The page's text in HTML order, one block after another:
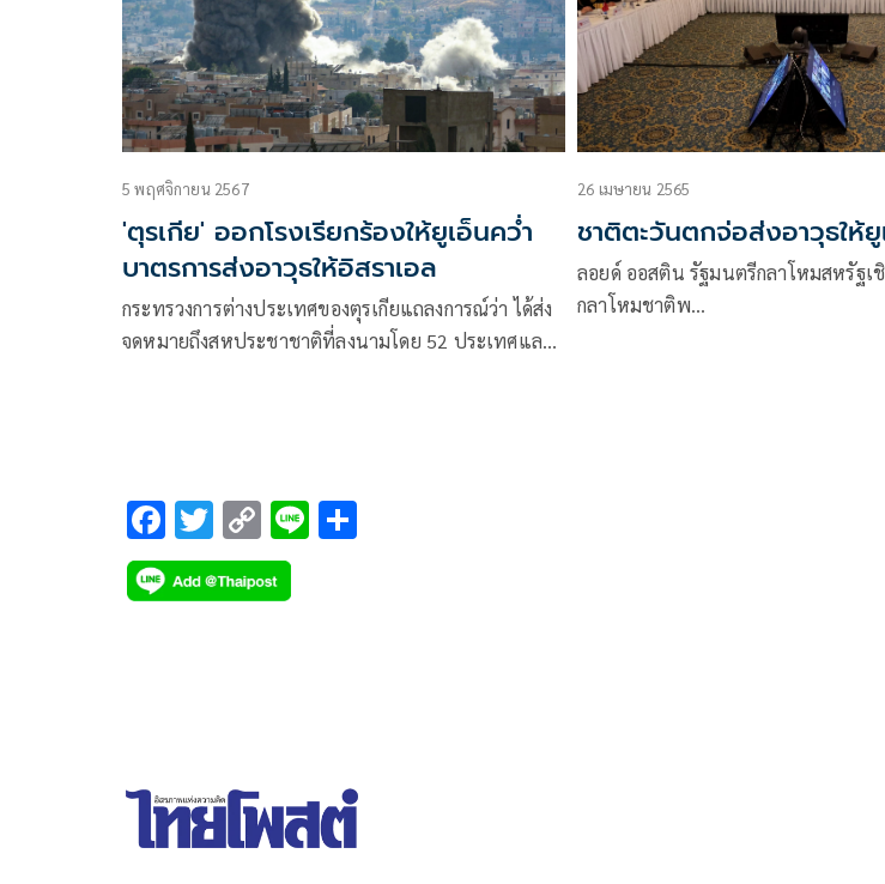
5 พฤศจิกายน 2567
'ตุรเกีย' ออกโรงเรียกร้องให้ยูเอ็นคว่ำ
บาตรการส่งอาวุธให้อิสราเอล
กระทรวงการต่างประเทศของตุรเกียแถลงการณ์ว่า ได้ส่ง
จดหมายถึงสหประชาชาติที่ลงนามโดย 52 ประเทศและ
26 เมษายน 2565
ชาติตะวันตกจ่อส่งอาวุธให้ยู
ลอยด์ ออสติน รัฐมนตรีกลาโหมสหรัฐเ
กลาโหมชาติพ…
F
ac
e
T
wi
tt
C
o
p
Li